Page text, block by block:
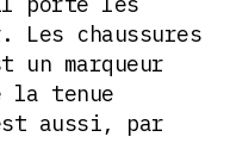
chaussures
marqueur
tenue
aussi, par